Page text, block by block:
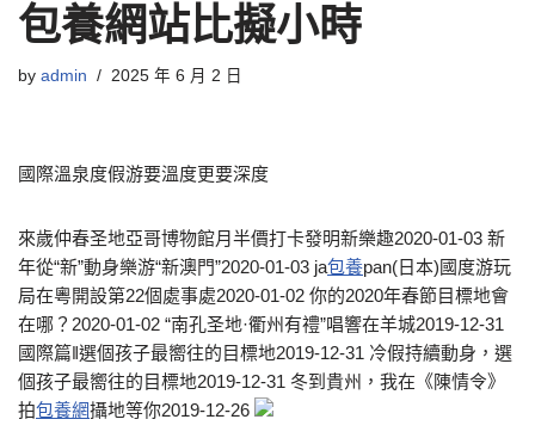
包養網站比擬小時
by admin 2025 年 6 月 2 日
國際溫泉度假游要溫度更要深度
來歲仲春圣地亞哥博物館月半價打卡發明新樂趣2020-01-03 新
年從“新”動身樂游“新澳門”2020-01-03 ja包養pan(日本)國度游玩
局在粵開設第22個處事處2020-01-02 你的2020年春節目標地會
在哪？2020-01-02 “南孔圣地·衢州有禮”唱響在羊城2019-12-31
國際篇‖選個孩子最嚮往的目標地2019-12-31 冷假持續動身，選
個孩子最嚮往的目標地2019-12-31 冬到貴州，我在《陳情令》
拍包養網攝地等你2019-12-26